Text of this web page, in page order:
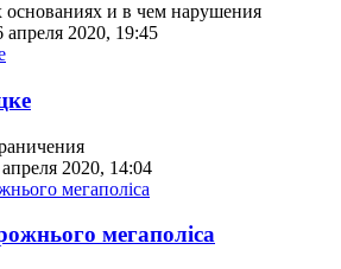
основаниях и в чем нарушения
апреля 2020, 19:45
2020, 14:04
мегаполіса